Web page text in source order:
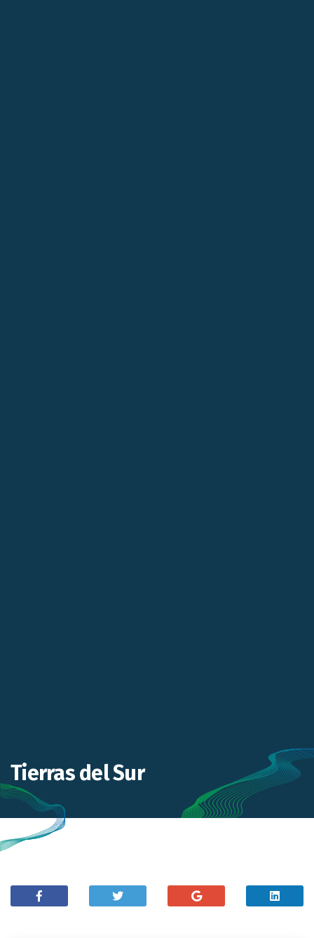
Tierras del Sur